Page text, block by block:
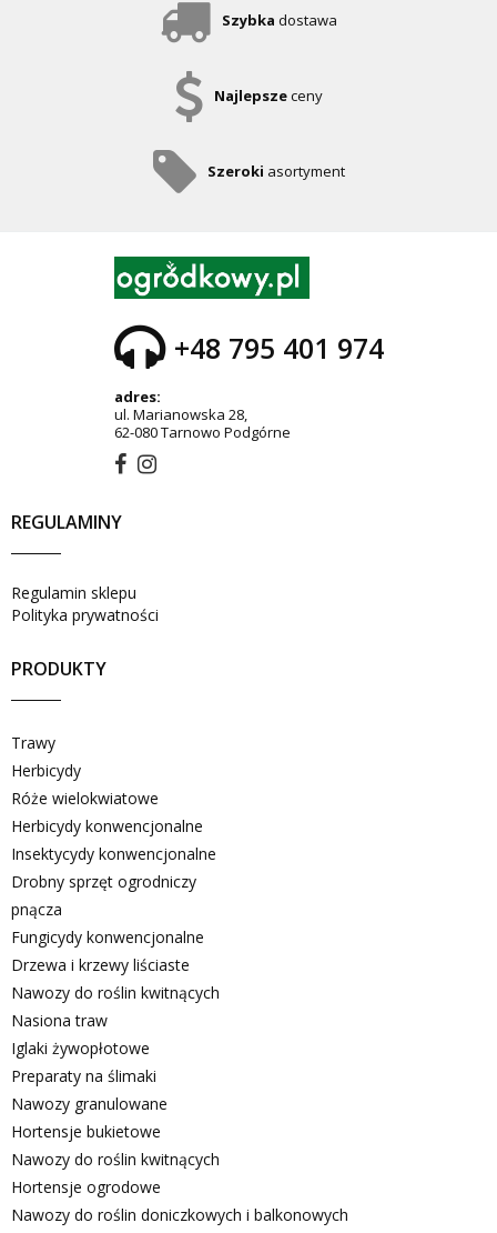
Szybka dostawa
Najlepszeceny
Szeroki asortyment
+48 795 401 974
adres:
ul. Marianowska 28,
62-080 Tarnowo Podgórne
REGULAMINY
Regulamin sklepu
Polityka prywatności
PRODUKTY
Trawy
Herbicydy
Róże wielokwiatowe
Herbicydy konwencjonalne
Insektycydy konwencjonalne
Drobny sprzęt ogrodniczy
pnącza
Fungicydy konwencjonalne
Drzewa i krzewy liściaste
Nawozy do roślin kwitnących
Nasiona traw
Iglaki żywopłotowe
Preparaty na ślimaki
Nawozy granulowane
Hortensje bukietowe
Nawozy do roślin kwitnących
Hortensje ogrodowe
Nawozy do roślin doniczkowych i balkonowych